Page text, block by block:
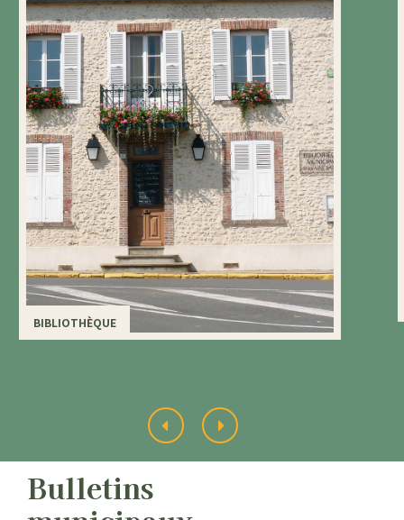
BIBLIOTHÈQUE
Bulletins